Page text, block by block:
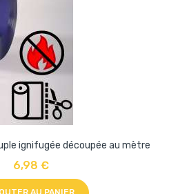
ignifugée découpée au mètre
6,98 €